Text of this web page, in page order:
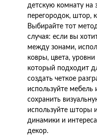
детскую комнату
перегородок, штор,
Выбирайте тот
случая: если вы
между зонами,
ковры, цвета,
который подходит
создать четкое
используйте мебель
сохранить
используйте шторы
динамики и
декор.